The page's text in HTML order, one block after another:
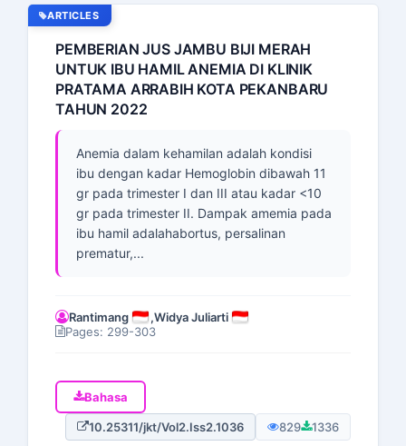
ARTICLES
PEMBERIAN JUS JAMBU BIJI MERAH
UNTUK IBU HAMIL ANEMIA DI KLINIK
PRATAMA ARRABIH KOTA PEKANBARU
TAHUN 2022
Anemia dalam kehamilan adalah kondisi
ibu dengan kadar Hemoglobin dibawah 11
gr pada trimester I dan III atau kadar <10
gr pada trimester II. Dampak amemia pada
ibu hamil adalahabortus, persalinan
prematur,...
Rantimang ,Widya Juliarti
Pages: 299-303
Bahasa
10.25311/jkt/Vol2.Iss2.1036 829 1336